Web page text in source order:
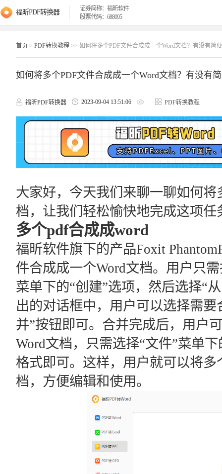
福昕PDF转换器
证券简称：福昕软件
股票代码：688095
首页 > PDF转换教程 >> 如何将多个PDF文件合成成一个Word文档？有没有简
如何将多个PDF文件合成成一个Word文档？有没有
福昕PDF转换器 2023-09-04 13:51:06 PDF转换教程
大家好，今天我们来聊一聊如何
档，让我们轻松愉快地完成这项任
多个pdf合成成word
福昕软件旗下的产品Foxit
件合成成一个Word文档。用户只
菜单下的“创建”选项，然后选择“
出的对话框中，用户可以选择需
并”按钮即可。合并完成后，用户
Word文档，只需选择“文件”菜单
格式即可。这样，用户就可以将多
档，方便编辑和使用。